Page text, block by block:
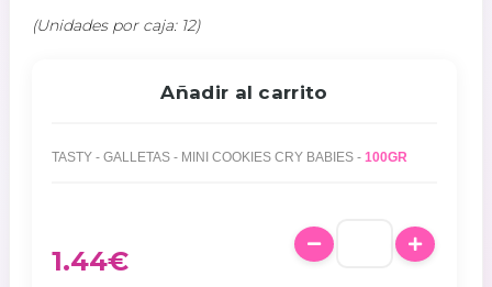
(Unidades por caja: 12)
Añadir al carrito
TASTY - GALLETAS - MINI COOKIES CRY BABIES - 100GR
1.44€